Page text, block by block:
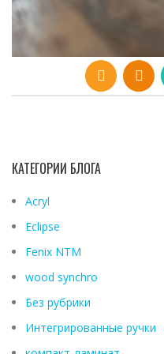
КАТЕГОРИИ БЛОГА
Acryl
Eclipse
Fenix ​​NTM
wood synchro
Без рубрики
Интегрированные ручки